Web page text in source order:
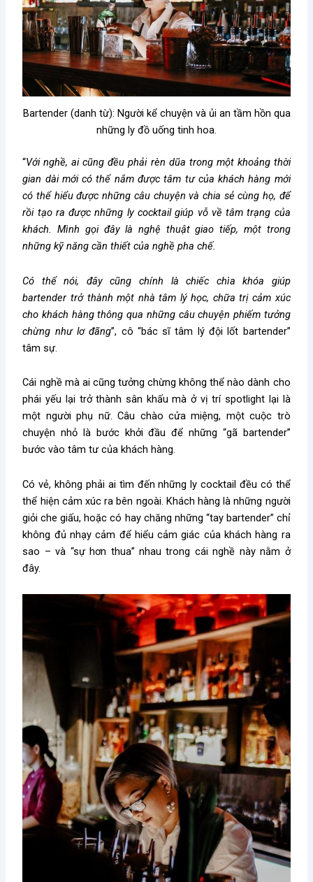
Bartender (danh từ): Người kể chuyện và ủi an tầm hồn qua
những ly đồ uống tinh hoa.
“Với nghề, ai cũng đều phải rèn dũa trong một khoảng thời
gian dài mới có thể nắm được tâm tư của khách hàng mới
có thể hiểu được những câu chuyện và chia sẻ cùng họ, để
rồi tạo ra được những ly cocktail giúp vỗ về tâm trạng của
khách. Mình gọi đây là nghệ thuật giao tiếp, một trong
những kỹ năng cần thiết của nghề pha chế.
Có thể nói, đây cũng chính là chiếc chìa khóa giúp
bartender trở thành một nhà tâm lý học, chữa trị cảm xúc
cho khách hàng thông qua những câu chuyện phiếm tưởng
chừng như lơ đãng”, cô “bác sĩ tâm lý đội lốt bartender”
tâm sự.
Cái nghề mà ai cũng tưởng chừng không thể nào dành cho
phái yếu lại trở thành sân khấu mà ở vị trí spotlight lại là
một người phụ nữ. Câu chào cửa miệng, một cuộc trò
chuyện nhỏ là bước khởi đầu để những “gã bartender”
bước vào tâm tư của khách hàng.
Có vẻ, không phải ai tìm đến những ly cocktail đều có thể
thể hiện cảm xúc ra bên ngoài. Khách hàng là những người
giỏi che giấu, hoặc có hay chăng những “tay bartender” chỉ
không đủ nhạy cảm để hiểu cảm giác của khách hàng ra
sao – và “sự hơn thua” nhau trong cái nghề này nằm ở
đây.